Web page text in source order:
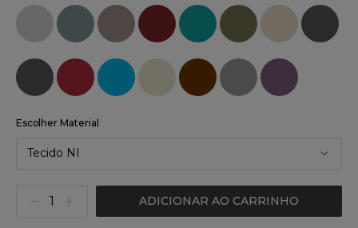
Escolher Material
Tecido NI
ADICIONAR AO CARRINHO